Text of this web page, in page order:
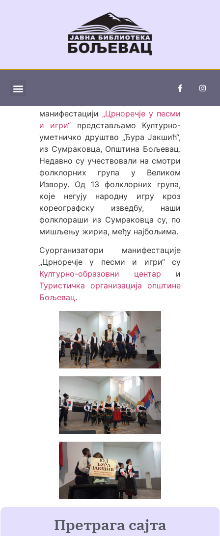
манифестацији „Црноречје у песми
и игри“ представљамо Културно-
уметничко друштво „Ђура Јакшић“,
из Сумраковца, Општина Бољевац.
Недавно су учествовали на смотри
фолклорних група у Великом
Извору. Од 13 фолклорних група,
које негују народну игру кроз
кореографску изведбу, наши
фолклораши из Сумраковца су, по
мишљењу жириа, међу најбољима.
Суорганизатори манифестације
„Црноречје у песми и игри“ су
Културно-образовни центар и
Туристичка организација општине
Бољевац.
Претрага сајта